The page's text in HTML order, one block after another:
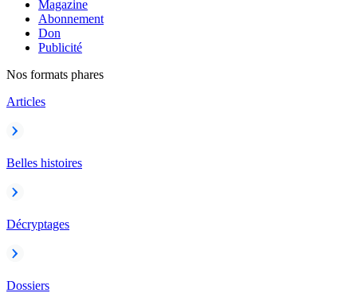
Magazine
Abonnement
Don
Publicité
Nos formats phares
Articles
Belles histoires
Décryptages
Dossiers